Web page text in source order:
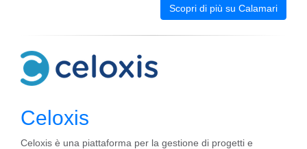
Scopri di più su Calamari
Celoxis
Celoxis è una piattaforma per la gestione di progetti e